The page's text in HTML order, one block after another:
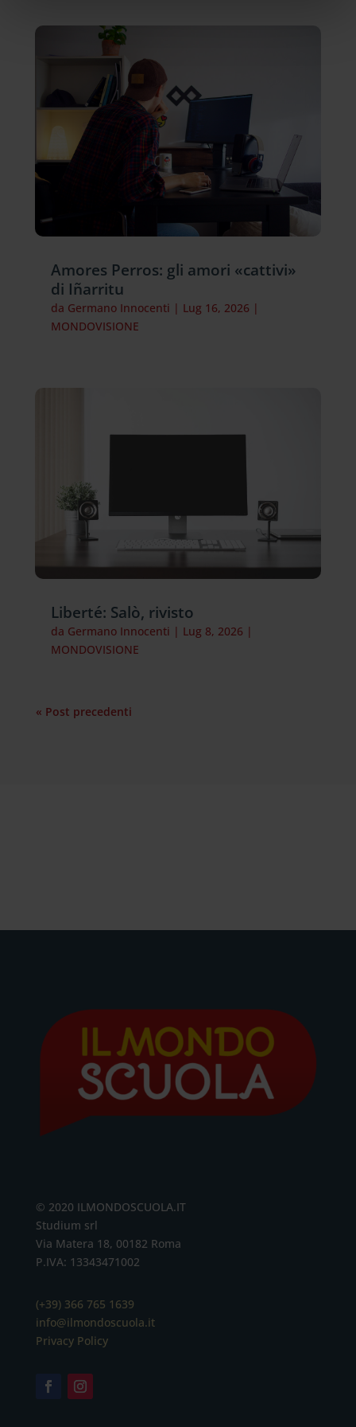
Amores Perros: gli amori «cattivi»
di Iñarritu
da Germano Innocenti | Lug 16, 2026 |
MONDOVISIONE
Liberté: Salò, rivisto
da Germano Innocenti | Lug 8, 2026 |
MONDOVISIONE
« Post precedenti
© 2020 ILMONDOSCUOLA.IT
Studium srl
Via Matera 18, 00182 Roma
P.IVA: 13343471002
(+39) 366 765 1639
info@ilmondoscuola.it
Privacy Policy